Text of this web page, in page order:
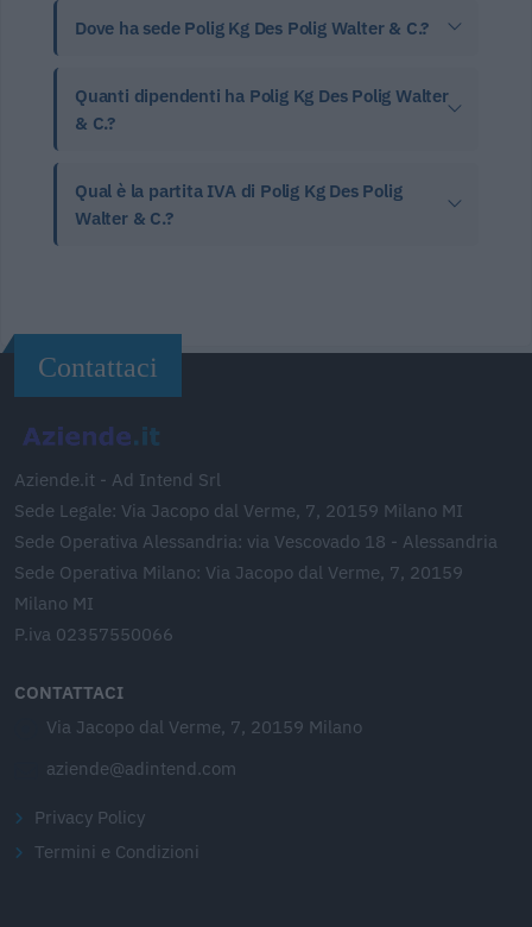
Dove ha sede Polig Kg Des Polig Walter & C.?
Quanti dipendenti ha Polig Kg Des Polig Walter
& C.?
Qual è la partita IVA di Polig Kg Des Polig
Walter & C.?
Contattaci
Aziende.it - Ad Intend Srl
Sede Legale: Via Jacopo dal Verme, 7, 20159 Milano MI
Sede Operativa Alessandria: via Vescovado 18 - Alessandria
Sede Operativa Milano: Via Jacopo dal Verme, 7, 20159
Milano MI
P.iva 02357550066
CONTATTACI
Via Jacopo dal Verme, 7, 20159 Milano
aziende@adintend.com
Privacy Policy
Termini e Condizioni